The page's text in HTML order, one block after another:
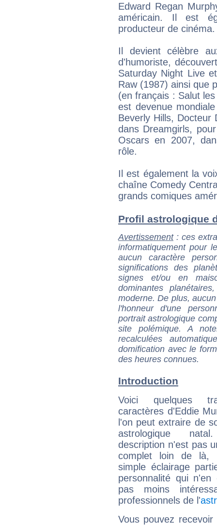
Edward Regan
américain. Il est
producteur de cinéma.
Il devient célèbre
d'humoriste,
Saturday Night Live
Raw (1987) ainsi que
(en français : Salut
est devenue
Beverly Hills, Docteur
dans Dreamgirls,
Oscars en 2007,
rôle.
Il est également la
chaîne Comedy
grands comiques
Profil astrologique
Avertissement: ces
informatiquement pour
aucun caractère
significations des
signes et/ou en
dominantes
moderne. De plus,
l'honneur d'une
portrait astrologique
site polémique. A
recalculées
domification avec le
des heures connues.
Introduction
Voici quelques
caractères d'Eddie
l'on peut extraire de
astrologique
description n'est pas
complet loin de là,
simple éclairage
personnalité qui n'en
pas moins
professionnels de l'
Vous pouvez